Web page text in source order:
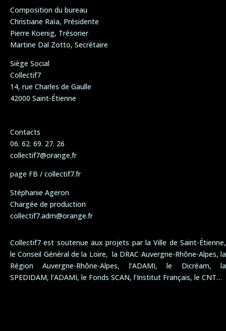
Composition du bureau
Christiane Raïa, Présidente
Pierre Koenig, Trésorier
Martine Dal Zotto, Secrétaire
Siège Social
Collectif7
14, rue Charles de Gaulle
42000 Saint-Étienne
Contacts
06. 62. 69. 27. 26
collectif7@orange.fr
page FB / collectif7.fr
Stéphanie Ageron
Chargée de production
collectif7.adm@orange.fr
Collectif7 est soutenue aux projets par la Ville de Saint-Étienne,
le Conseil Général de la Loire, la DRAC Auvergne-Rhône-Alpes, la
Région Auvergne-Rhône-Alpes, l’ADAMI, le Dicréam, la
SPEDIDAM, l’ADAMI, le Fonds SCAN, l’Institut Français, le CNT…